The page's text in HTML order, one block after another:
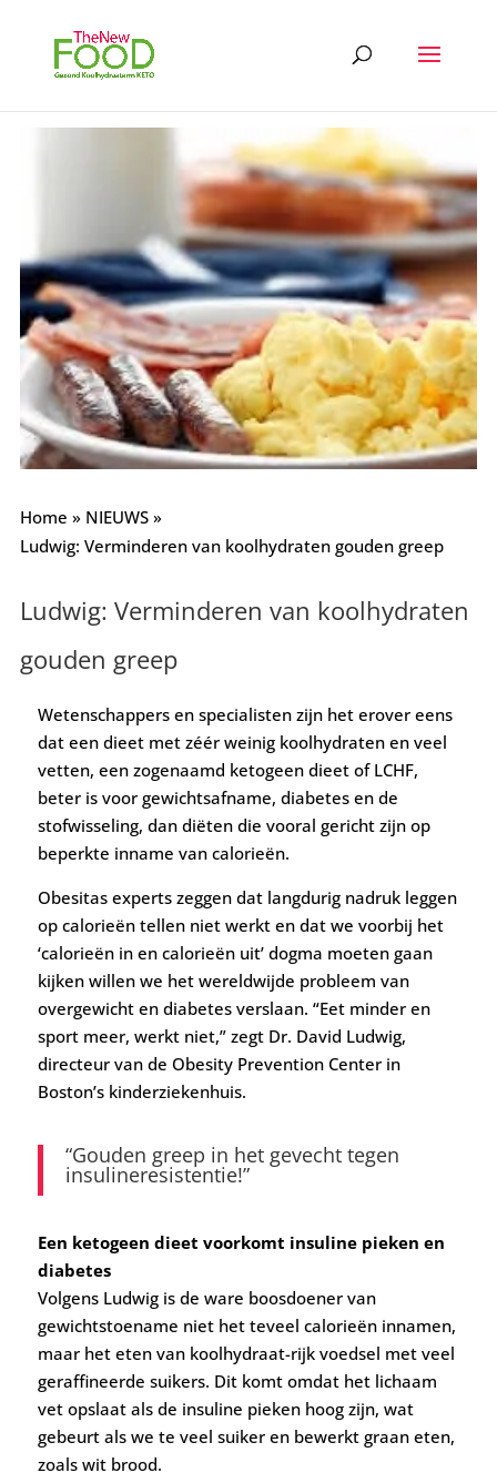
Home » NIEUWS»
Ludwig: Verminderen van koolhydraten gouden greep
Ludwig: Verminderen van koolhydraten
gouden greep
Wetenschappers en specialisten zijn het erover eens
dat een dieet met zéér weinig koolhydraten en veel
vetten, een zogenaamd ketogeen dieet of LCHF,
beter is voor gewichtsafname, diabetes en de
stofwisseling, dan diëten die vooral gericht zijn op
beperkte inname van calorieën.
Obesitas experts zeggen dat langdurig nadruk leggen
op calorieën tellen niet werkt en dat we voorbij het
‘calorieën in en calorieën uit’ dogma moeten gaan
kijken willen we het wereldwijde probleem van
overgewicht en diabetes verslaan. “Eet minder en
sport meer, werkt niet,” zegt Dr. David Ludwig,
directeur van de Obesity Prevention Center in
Boston’s kinderziekenhuis.
“Gouden greep in het gevecht tegen
insulineresistentie!”
Een ketogeen dieet voorkomt insuline pieken en
diabetes
Volgens Ludwig is de ware boosdoener van
gewichtstoename niet het teveel calorieën innamen,
maar het eten van koolhydraat-rijk voedsel met veel
geraffineerde suikers. Dit komt omdat het lichaam
vet opslaat als de insuline pieken hoog zijn, wat
gebeurt als we te veel suiker en bewerkt graan eten,
zoals wit brood.